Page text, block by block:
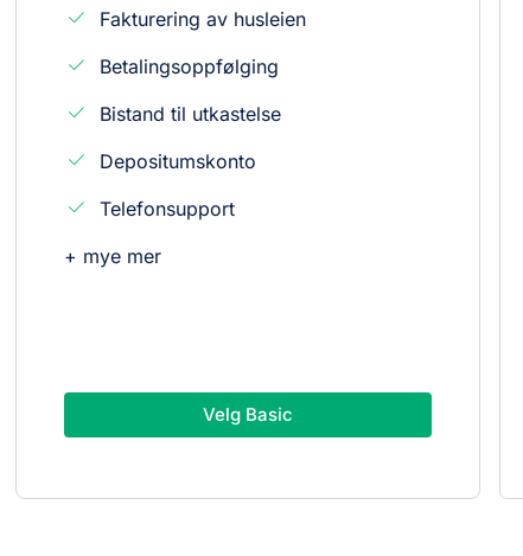
Fakturering av husleien
Betalingsoppfølging
Bistand til utkastelse
Depositumskonto
Telefonsupport
+ mye mer
Velg Basic